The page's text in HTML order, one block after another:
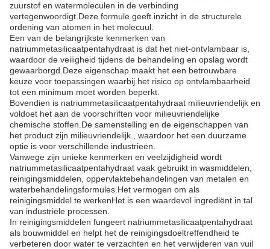
zuurstof en watermoleculen in de verbinding
vertegenwoordigt.Deze formule geeft inzicht in de structurele
ordening van atomen in het molecuul.
Een van de belangrijkste kenmerken van
natriummetasilicaatpentahydraat is dat het niet-ontvlambaar is,
waardoor de veiligheid tijdens de behandeling en opslag wordt
gewaarborgd.Deze eigenschap maakt het een betrouwbare
keuze voor toepassingen waarbij het risico op ontvlambaarheid
tot een minimum moet worden beperkt.
Bovendien is natriummetasilicaatpentahydraat milieuvriendelijk en
voldoet het aan de voorschriften voor milieuvriendelijke
chemische stoffen.De samenstelling en de eigenschappen van
het product zijn milieuvriendelijk., waardoor het een duurzame
optie is voor verschillende industrieën.
Vanwege zijn unieke kenmerken en veelzijdigheid wordt
natriummetasilicaatpentahydraat vaak gebruikt in wasmiddelen,
reinigingsmiddelen, oppervlaktebehandelingen van metalen en
waterbehandelingsformules.Het vermogen om als
reinigingsmiddel te werkenHet is een waardevol ingrediënt in tal
van industriële processen.
In reinigingsmiddelen fungeert natriummetasilicaatpentahydraat
als bouwmiddel en helpt het de reinigingsdoeltreffendheid te
verbeteren door water te verzachten en het verwijderen van vuil